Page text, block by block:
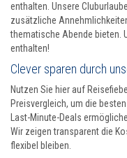
enthalten. Unsere
zusätzliche
thematische Abende bieten.
enthalten!
Clever sparen durch
Nutzen Sie hier auf
Preisvergleich, um die
Last-Minute-Deals
Wir zeigen transparent die
flexibel bleiben.